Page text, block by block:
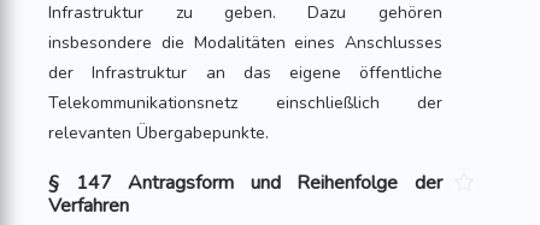
Infrastruktur zu geben. Dazu gehören
insbesondere die Modalitäten eines Anschlusses
der Infrastruktur an das eigene öffentliche
Telekommunikationsnetz einschließlich der
relevanten Übergabepunkte.
§ 147 Antragsform und Reihenfolge der
Verfahren